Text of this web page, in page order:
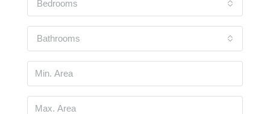
Bedrooms
Bathrooms